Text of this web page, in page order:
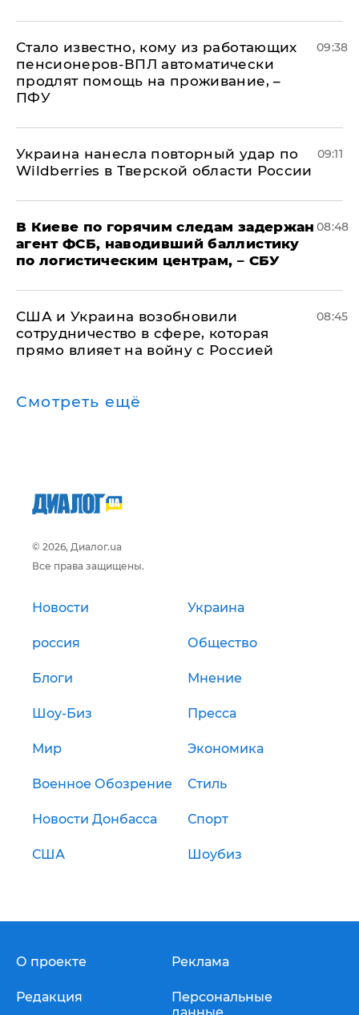
Стало известно, кому из работающих
пенсионеров-ВПЛ автоматически
продлят помощь на проживание, –
ПФУ
09:38
Украина нанесла повторный удар по
Wildberries в Тверской области России
09:11
В Киеве по горячим следам задержан
агент ФСБ, наводивший баллистику
по логистическим центрам, – СБУ
08:48
США и Украина возобновили
сотрудничество в сфере, которая
прямо влияет на войну с Россией
08:45
Смотреть ещё
© 2026, Диалог.ua
Все права защищены.
Новости Украина
россия Общество
Блоги Мнение
Шоу-Биз Пресса
Мир Экономика
Военное Обозрение Стиль
Новости Донбасса Спорт
США Шоубиз
О проекте
Редакция
Реклама
Персональные